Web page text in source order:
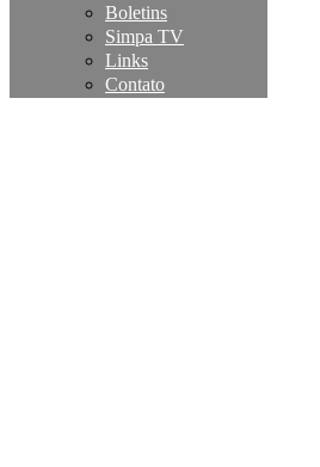
Boletins
Simpa TV
Links
Contato